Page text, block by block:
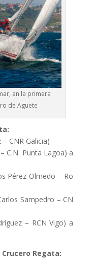
en la primera
de Aguete
CNR Galicia)
C.N. Punta Lagoa) a
Pérez Olmedo – Ro
Sampedro – CN
– RCN Vigo) a
Regata: